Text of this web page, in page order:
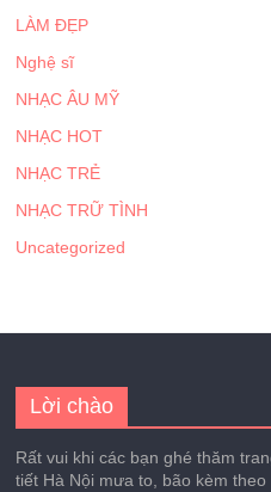
LÀM ĐẸP
Nghệ sĩ
NHẠC ÂU MỸ
NHẠC HOT
NHẠC TRẺ
NHẠC TRỮ TÌNH
Uncategorized
Lời chào
Rất vui khi các bạn ghé thăm
tiết Hà Nội mưa to, bão kèm